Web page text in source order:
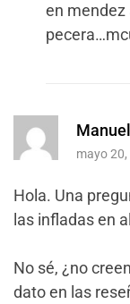
en mendez
mayo
Hola. Una
las infladas en
No sé, ¿no
dato en las